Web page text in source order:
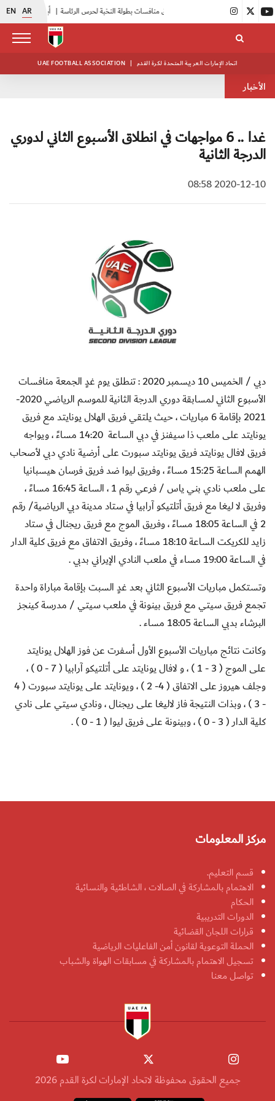
EN AR |
UAE FOOTBALL ASSOCIATION | اتحاد الإمارات العربية المتحدة لكرة القدم
الأخبار
غدا .. 6 مواجهات في انطلاق الأسبوع الثاني لدوري
الدرجة الثانية
2020-12-10 08:58
دبي / الخميس 10 ديسمبر 2020 : تنطلق يوم غدٍ الجمعة منافسات
الأسبوع الثاني لمسابقة دوري الدرجة الثانية للموسم الرياضي 2020-
2021 بإقامة 6 مباريات ، حيث يلتقي فريق الهلال يونايتد مع فريق
يونايتد على ملعب ذا سيفنز في دبي الساعة
14:20 مساءً ، ويواجه
فريق لافال يونايتد فريق يونايتد سبورت على أرضية نادي دبي لأصحاب
الهمم الساعة 15:25 مساءً ، وفريق ليوا ضد فريق فرسان هيسبانيا
على ملعب نادي بني ياس / فرعي رقم 1 ، الساعة 16:45 مساءً ،
وفريق لا ليغا مع فريق أتلتيكو آرابيا في ستاد مدينة دبي الرياضية/ رقم
2 في الساعة 18:05 مساءً ، وفريق الموج مع فريق ريجنال في ستاد
زايد للكريكت الساعة 18:10 مساءً ، وفريق الاتفاق مع فريق كلية الدار
في الساعة 19:00 مساء في ملعب النادي الإيراني بدبي .
وتستكمل مباريات الأسبوع الثاني بعد غدٍ السبت بإقامة مباراة واحدة
تجمع فريق سيتي مع فريق بينونة في ملعب سيتي / مدرسة كينجز
البرشاء بدبي الساعة 18:05 مساء .
وكانت نتائج مباريات الأسبوع الأول أسفرت عن فوز الهلال يونايتد
على الموج ( 3 - 1 ) ، و لافال يونايتد على أتلتيكو آرابيا ( 7 - 0 ) ،
وجلف هيروز على الاتفاق ( 4- 2 ) ، ويونايتد على يونايتد سبورت ( 4
- 3 ) ، وبذات النتيجة فاز لاليغا على ريجنال ، ونادي سيتي على نادي
كلية الدار ( 3 - 0 ) ، وبينونة على فريق ليوا ( 1 - 0 ) .
مركز المعلومات
قسم التعليم.
الاهتمام بالمشاركة في الصالات ، الشاطئية والنسائية
الحكام
الدورات التدريبية
قرارات اللجان القضائية
الحملة التوعوية لقانون أمن الفاعليات الرياضية
تسجيل الاهتمام بالمشاركة في مسابقات الهواة والشباب
تواصل معنا
جميع الحقوق محفوظة لاتحاد الإمارات لكرة القدم 2026